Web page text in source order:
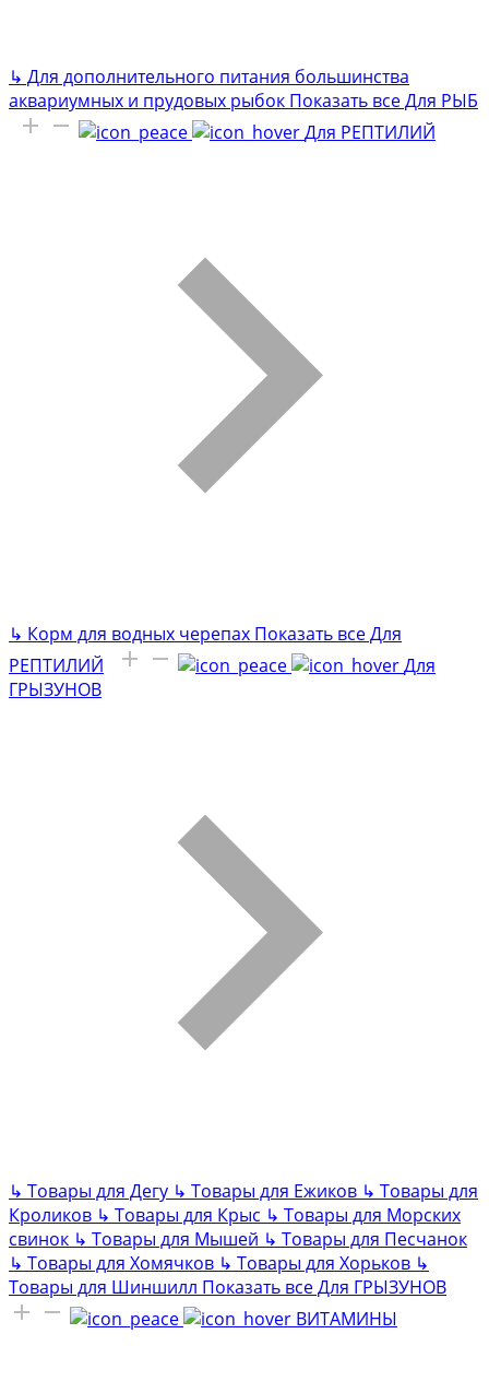
↳ Для дополнительного питания большинства
аквариумных и прудовых рыбок Показать все Для РЫБ
Для РЕПТИЛИЙ
↳ Корм для водных черепах Показать все Для
РЕПТИЛИЙ
Для
ГРЫЗУНОВ
↳ Товары для Дегу ↳ Товары для Ежиков ↳ Товары для
Кроликов ↳ Товары для Крыс ↳ Товары для Морских
свинок ↳ Товары для Мышей ↳ Товары для Песчанок
↳ Товары для Хомячков ↳ Товары для Хорьков ↳
Товары для Шиншилл Показать все Для ГРЫЗУНОВ
ВИТАМИНЫ